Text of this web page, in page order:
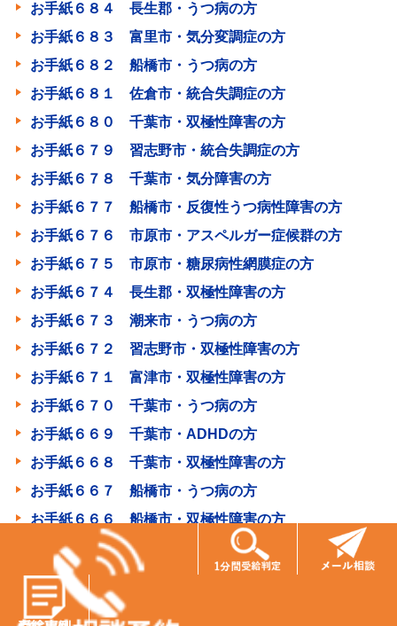
お手紙６８４ 長生郡・うつ病の方
お手紙６８３ 富里市・気分変調症の方
お手紙６８２ 船橋市・うつ病の方
お手紙６８１ 佐倉市・統合失調症の方
お手紙６８０ 千葉市・双極性障害の方
お手紙６７９ 習志野市・統合失調症の方
お手紙６７８ 千葉市・気分障害の方
お手紙６７７ 船橋市・反復性うつ病性障害の方
お手紙６７６ 市原市・アスペルガー症候群の方
お手紙６７５ 市原市・糖尿病性網膜症の方
お手紙６７４ 長生郡・双極性障害の方
お手紙６７３ 潮来市・うつ病の方
お手紙６７２ 習志野市・双極性障害の方
お手紙６７１ 富津市・双極性障害の方
お手紙６７０ 千葉市・うつ病の方
お手紙６６９ 千葉市・ADHDの方
お手紙６６８ 千葉市・双極性障害の方
お手紙６６７ 船橋市・うつ病の方
お手紙６６６ 船橋市・双極性障害の方
お手紙６６５ 松戸市・上行結腸がんの方
お手紙６６４ 市原市・脳出血の方
お手紙６６３ 鎌ヶ谷市・うつ病の方